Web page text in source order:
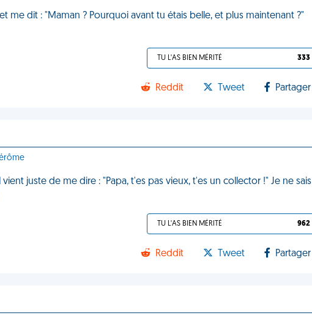
me dit : "Maman ? Pourquoi avant tu étais belle, et plus maintenant ?"
TU L'AS BIEN MÉRITÉ 333
Reddit Tweet Partager
juste de me dire : "Papa, t'es pas vieux, t'es un collector !" Je ne sais
TU L'AS BIEN MÉRITÉ 962
Reddit Tweet Partager